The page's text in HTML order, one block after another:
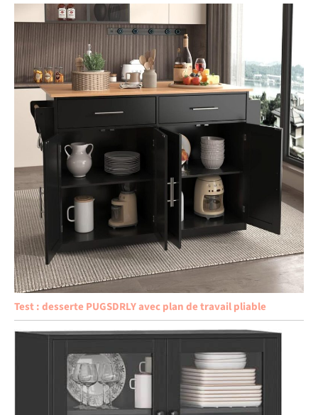
Test : desserte PUGSDRLY avec plan de travail pliable